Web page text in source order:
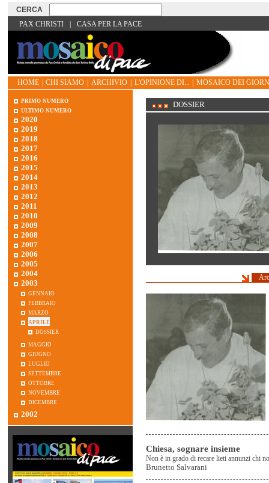
PAX CHRISTI CASA PER LA PACE
HOME CHI SIAMO ARCHIVIO L'OPINIONE DI... MOSAICO DEI
DOSSIER
Chiesa, sognare insieme
Non è in grado di recare lieti annunzi chi
Brunetto Salvarani
primo numero
ultimo numero
2020
2019
2018
2017
2016
2015
2014
2013
2012
2011
2010
2009
2008
2007
2006
2005
2004
2003
gennaio
febbraio
marzo
aprile
dossier
maggio
giugno
luglio
settembre
ottobre
novembre
dicembre
2002